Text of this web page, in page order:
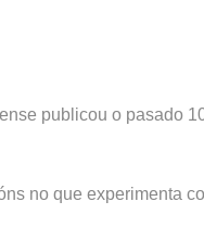
publicou o pasado
no que experimenta